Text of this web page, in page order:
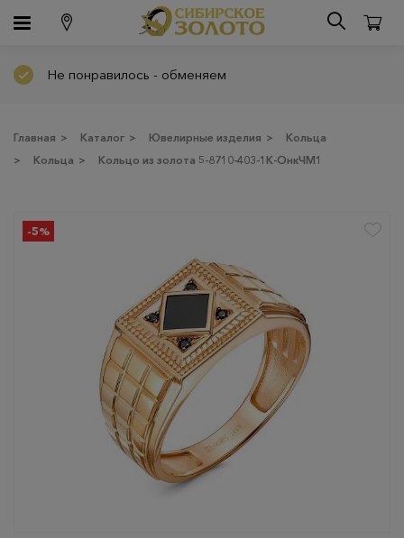
Не понравилось - обменяем
Главная > Каталог > Ювелирные изделия >
Кольца
>
Кольца > Кольцо из золота 5-8710-403-1К-ОнкЧМ1
-5%